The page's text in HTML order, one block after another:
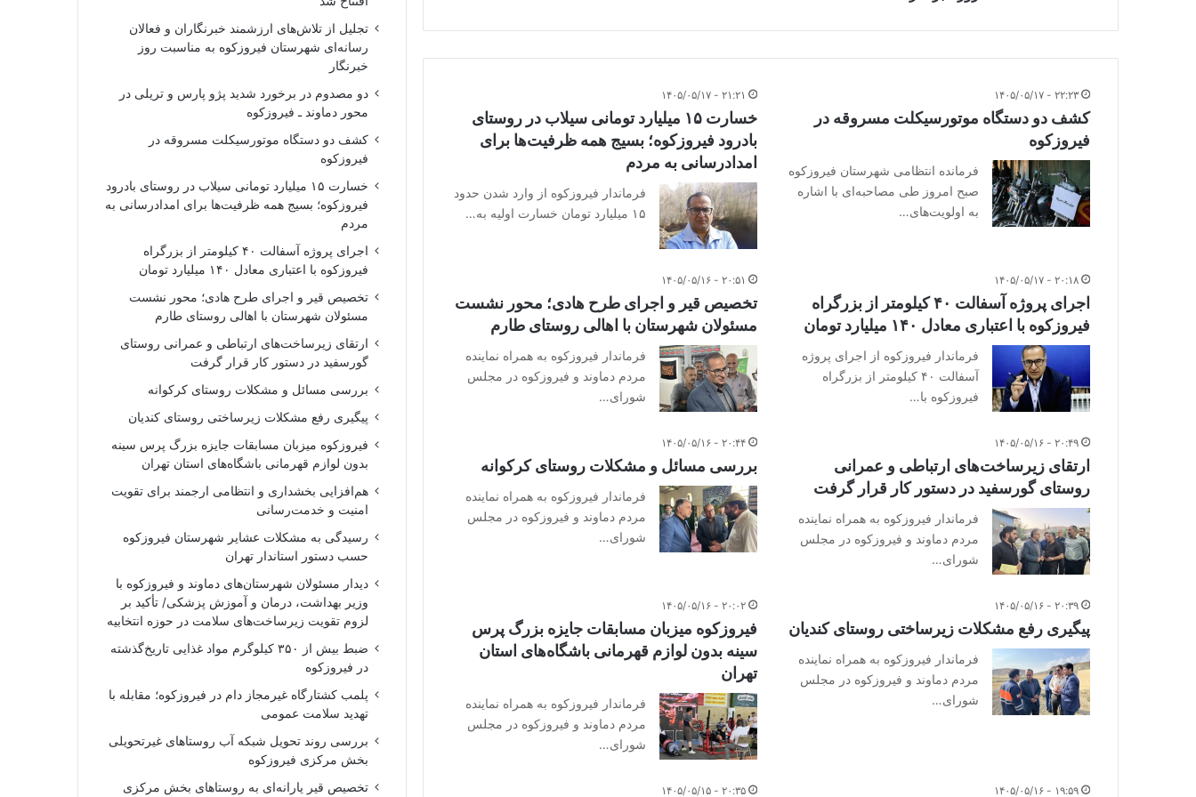
۲۲:۲۳ - ۱۴۰۵/۰۵/۱۷
کشف دو دستگاه موتورسیکلت مسروقه در
فیروزکوه
فرمانده انتظامی شهرستان فیروزکوه
صبح امروز طی مصاحبه‌ای با اشاره
به اولویت‌های…
۲۱:۲۱ - ۱۴۰۵/۰۵/۱۷
خسارت ۱۵ میلیارد تومانی سیلاب در روستای
بادرود فیروزکوه؛ بسیج همه ظرفیت‌ها برای
امدادرسانی به مردم
فرماندار فیروزکوه از وارد شدن حدود
۱۵ میلیارد تومان خسارت اولیه به…
۲۰:۱۸ - ۱۴۰۵/۰۵/۱۷
اجرای پروژه آسفالت ۴۰ کیلومتر از بزرگراه
فیروزکوه با اعتباری معادل ۱۴۰ میلیارد تومان
فرماندار فیروزکوه از اجرای پروژه
آسفالت ۴۰ کیلومتر از بزرگراه
فیروزکوه با…
۲۰:۵۱ - ۱۴۰۵/۰۵/۱۶
تخصیص قیر و اجرای طرح هادی؛ محور نشست
مسئولان شهرستان با اهالی روستای طارم
فرماندار فیروزکوه به همراه نماینده
مردم دماوند و فیروزکوه در مجلس
شورای…
۲۰:۴۹ - ۱۴۰۵/۰۵/۱۶
ارتقای زیرساخت‌های ارتباطی و عمرانی
روستای گورسفید در دستور کار قرار گرفت
فرماندار فیروزکوه به همراه نماینده
مردم دماوند و فیروزکوه در مجلس
شورای…
۲۰:۴۴ - ۱۴۰۵/۰۵/۱۶
بررسی مسائل و مشکلات روستای کرکوانه
فرماندار فیروزکوه به همراه نماینده
مردم دماوند و فیروزکوه در مجلس
شورای…
۲۰:۳۹ - ۱۴۰۵/۰۵/۱۶
پیگیری رفع مشکلات زیرساختی روستای کندیان
فرماندار فیروزکوه به همراه نماینده
مردم دماوند و فیروزکوه در مجلس
شورای…
۲۰:۰۲ - ۱۴۰۵/۰۵/۱۶
فیروزکوه میزبان مسابقات جایزه بزرگ پرس
سینه بدون لوازم قهرمانی باشگاه‌های استان
تهران
فرماندار فیروزکوه به همراه نماینده
مردم دماوند و فیروزکوه در مجلس
شورای…
۱۹:۵۹ - ۱۴۰۵/۰۵/۱۶ ۲۰:۳۵ - ۱۴۰۵/۰۵/۱۵
تجلیل از تلاش‌های ارزشمند خبرنگاران و فعالان
رسانه‌ای شهرستان فیروزکوه به مناسبت روز
خبرنگار
دو مصدوم در برخورد شدید پژو پارس و تریلی در
محور دماوند ـ فیروزکوه
کشف دو دستگاه موتورسیکلت مسروقه در
فیروزکوه
خسارت ۱۵ میلیارد تومانی سیلاب در روستای بادرود
فیروزکوه؛ بسیج همه ظرفیت‌ها برای امدادرسانی به
مردم
اجرای پروژه آسفالت ۴۰ کیلومتر از بزرگراه
فیروزکوه با اعتباری معادل ۱۴۰ میلیارد تومان
تخصیص قیر و اجرای طرح هادی؛ محور نشست
مسئولان شهرستان با اهالی روستای طارم
ارتقای زیرساخت‌های ارتباطی و عمرانی روستای
گورسفید در دستور کار قرار گرفت
بررسی مسائل و مشکلات روستای کرکوانه
پیگیری رفع مشکلات زیرساختی روستای کندیان
فیروزکوه میزبان مسابقات جایزه بزرگ پرس سینه
بدون لوازم قهرمانی باشگاه‌های استان تهران
هم‌افزایی بخشداری و انتظامی ارجمند برای تقویت
امنیت و خدمت‌رسانی
رسیدگی به مشکلات عشایر شهرستان فیروزکوه
حسب دستور استاندار تهران
دیدار مسئولان شهرستان‌های دماوند و فیروزکوه با
وزیر بهداشت، درمان و آموزش پزشکی/ تأکید بر
لزوم تقویت زیرساخت‌های سلامت در حوزه انتخابیه
ضبط بیش از ۳۵۰ کیلوگرم مواد غذایی تاریخ‌گذشته
در فیروزکوه
پلمب کشتارگاه غیرمجاز دام در فیروزکوه؛ مقابله با
تهدید سلامت عمومی
بررسی روند تحویل شبکه آب روستاهای غیرتحویلی
بخش مرکزی فیروزکوه
تخصیص قیر یارانه‌ای به روستاهای بخش مرکزی